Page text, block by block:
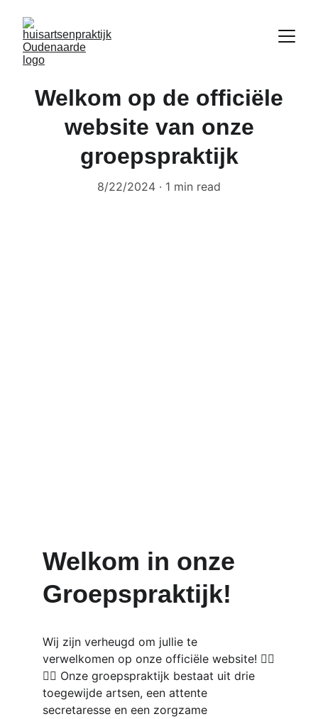
Welkom op de officiële
website van onze
groepspraktijk
8/22/2024 1 min read
Welkom in onze
Groepspraktijk!
Wij zijn verheugd om jullie te
verwelkomen op onze officiële website! 👩‍⚕️
👨‍⚕️ Onze groepspraktijk bestaat uit drie
toegewijde artsen, een attente
secretaresse en een zorgzame